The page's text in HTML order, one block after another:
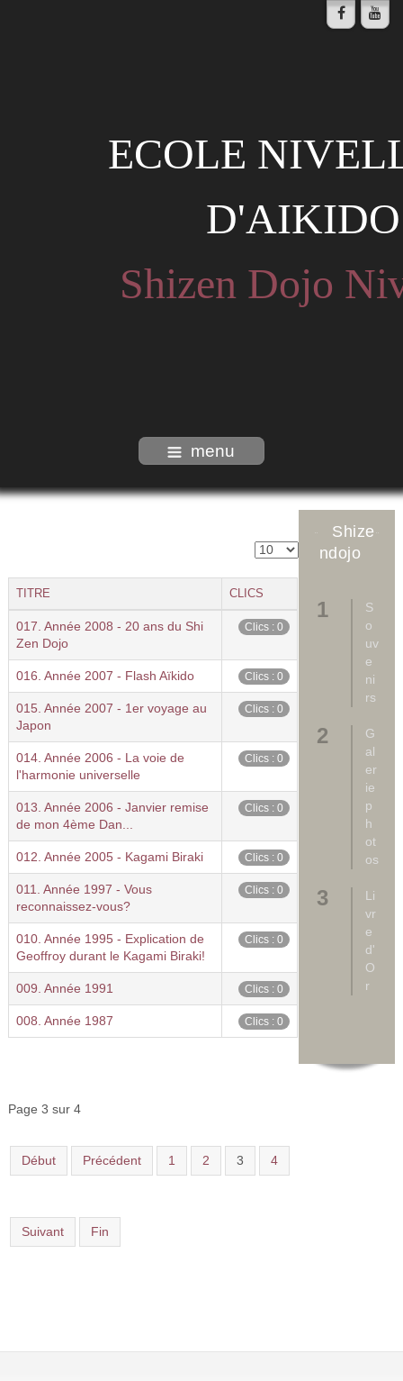
ECOLE
D'AIKIDO
Shizen Dojo
menu
Shize
ndojo
S
o
uv
e
ni
rs
G
al
er
ie
p
h
ot
os
Li
vr
e
d'
O
r
TITRE CLICS
017. Année 2008 - 20 ans du Shi
Zen Dojo
Clics : 0
016. Année 2007 - Flash Aïkido Clics : 0
015. Année 2007 - 1er voyage au
Japon
Clics : 0
014. Année 2006 - La voie de
l'harmonie universelle
Clics : 0
013. Année 2006 - Janvier remise
de mon 4ème Dan...
Clics : 0
012. Année 2005 - Kagami Biraki Clics : 0
011. Année 1997 - Vous
reconnaissez-vous?
Clics : 0
010. Année 1995 - Explication de
Geoffroy durant le Kagami Biraki!
Clics : 0
009. Année 1991 Clics : 0
008. Année 1987 Clics : 0
Page 3 sur 4
Début Précédent 1 2 3 4
Suivant Fin